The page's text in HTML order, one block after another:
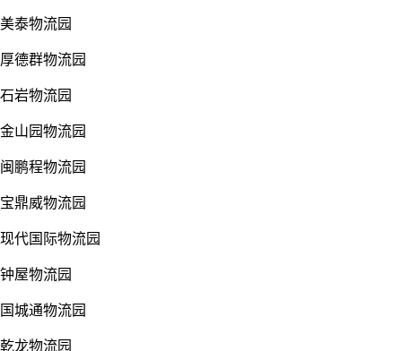
美泰物流园
厚德群物流园
石岩物流园
金山园物流园
闽鹏程物流园
宝鼎威物流园
现代国际物流园
钟屋物流园
国城通物流园
乾龙物流园